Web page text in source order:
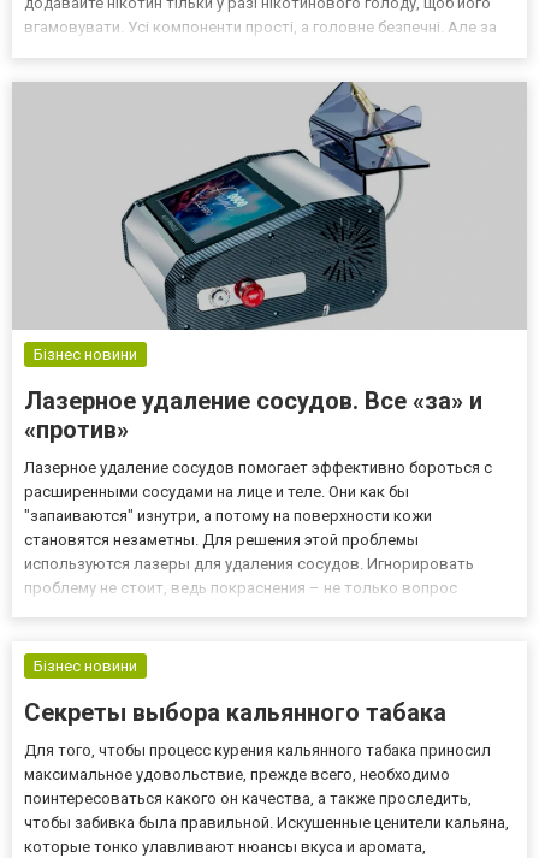
вгамовувати. Усі компоненти прості, а головне безпечні. Але за
Бізнес новини
Лазерное удаление сосудов. Все «за» и
«против»
Лазерное удаление сосудов помогает эффективно бороться с
расширенными сосудами на лице и теле. Они как бы
"запаиваются" изнутри, а потому на поверхности кожи
становятся незаметны. Для решения этой проблемы
используются лазеры для удаления сосудов. Игнорировать
проблему не стоит, ведь покраснения – не только вопрос
старение. Причины появлен...
Бізнес новини
Секреты выбора кальянного табака
Для того, чтобы процесс курения кальянного табака приносил
максимальное удовольствие, прежде всего, необходимо
поинтересоваться какого он качества, а также проследить,
чтобы забивка была правильной. Искушенные ценители кальяна,
которые тонко улавливают нюансы вкуса и аромата,